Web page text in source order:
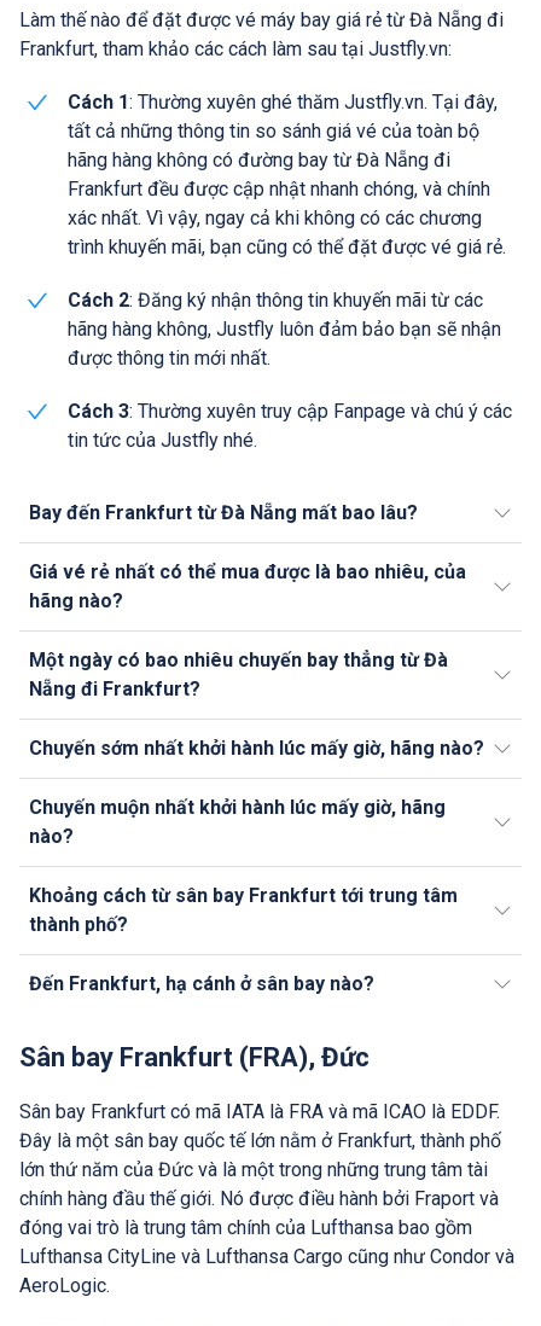
Làm thế nào để đặt được vé máy bay giá rẻ từ Đà Nẵng đi
Frankfurt, tham khảo các cách làm sau tại Justfly.vn:
Cách 1: Thường xuyên ghé thăm Justfly.vn. Tại đây,
tất cả những thông tin so sánh giá vé của toàn bộ
hãng hàng không có đường bay từ Đà Nẵng đi
Frankfurt đều được cập nhật nhanh chóng, và chính
xác nhất. Vì vậy, ngay cả khi không có các chương
trình khuyến mãi, bạn cũng có thể đặt được vé giá rẻ.
Cách 2: Đăng ký nhận thông tin khuyến mãi từ các
hãng hàng không, Justfly luôn đảm bảo bạn sẽ nhận
được thông tin mới nhất.
Cách 3: Thường xuyên truy cập Fanpage và chú ý các
tin tức của Justfly nhé.
Bay đến Frankfurt từ Đà Nẵng mất bao lâu?
Giá vé rẻ nhất có thể mua được là bao nhiêu, của
hãng nào?
Một ngày có bao nhiêu chuyến bay thẳng từ Đà
Nẵng đi Frankfurt?
Chuyến sớm nhất khởi hành lúc mấy giờ, hãng nào?
Chuyến muộn nhất khởi hành lúc mấy giờ, hãng
nào?
Khoảng cách từ sân bay Frankfurt tới trung tâm
thành phố?
Đến Frankfurt, hạ cánh ở sân bay nào?
Sân bay Frankfurt (FRA), Đức
Sân bay Frankfurt có mã IATA là FRA và mã ICAO là EDDF.
Đây là một sân bay quốc tế lớn nằm ở Frankfurt, thành phố
lớn thứ năm của Đức và là một trong những trung tâm tài
chính hàng đầu thế giới. Nó được điều hành bởi Fraport và
đóng vai trò là trung tâm chính của Lufthansa bao gồm
Lufthansa CityLine và Lufthansa Cargo cũng như Condor và
AeroLogic.